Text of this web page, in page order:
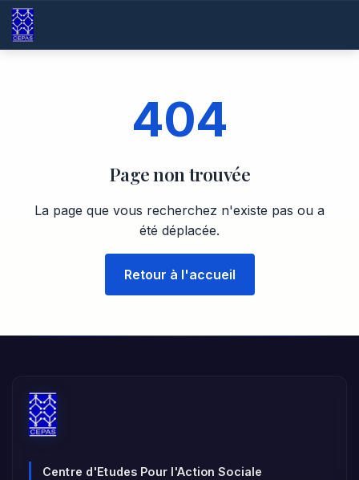
404
Page non trouvée
La page que vous recherchez n'existe pas ou a
été déplacée.
Retour à l'accueil
Centre d'Etudes Pour l'Action Sociale